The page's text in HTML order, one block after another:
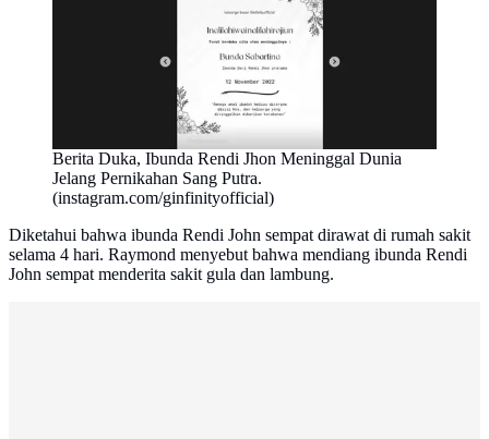
Berita Duka, Ibunda Rendi Jhon Meninggal Dunia
Jelang Pernikahan Sang Putra.
(instagram.com/ginfinityofficial)
Diketahui bahwa ibunda Rendi John sempat dirawat di rumah sakit
selama 4 hari. Raymond menyebut bahwa mendiang ibunda Rendi
John sempat menderita sakit gula dan lambung.